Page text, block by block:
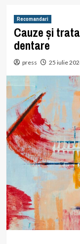
Recomandari
Cauze și
dentare
press 25 iulie